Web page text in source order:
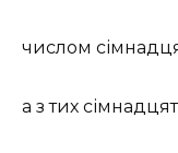
числом
а з тих